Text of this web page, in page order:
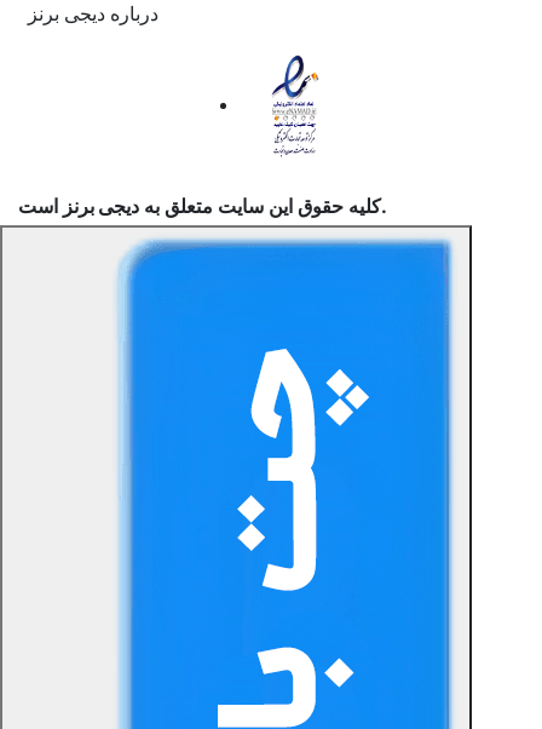
درباره دیجی برنز
کلیه حقوق این سایت متعلق به دیجی برنز است.